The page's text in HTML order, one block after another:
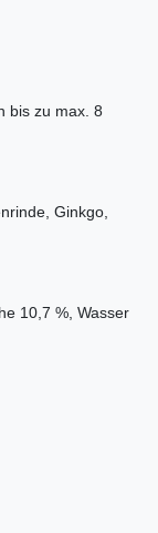
bis zu max. 8
Ginkgo,
10,7 %, Wasser